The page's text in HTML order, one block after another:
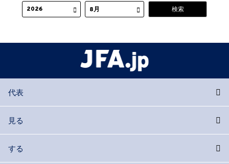
代表
見る
する